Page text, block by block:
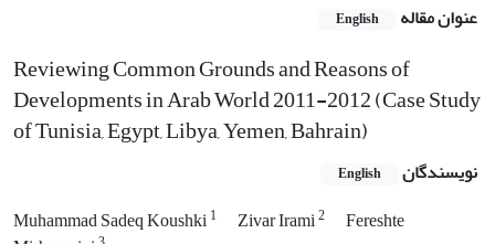
عنوان مقاله English
Reviewing Common Grounds and Reasons of
Developments in Arab World 2011-2012 (Case Study
of Tunisia, Egypt, Libya, Yemen, Bahrain)
نویسندگان English
Muhammad Sadeq Koushki1 Zivar Irami2
Fereshte